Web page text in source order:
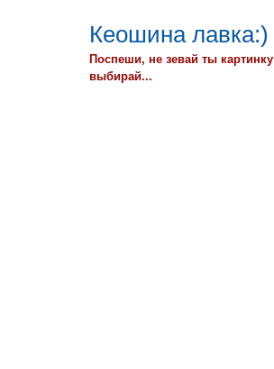
Кеошина лавка:)
Поспеши, не зевай ты картинку
выбирай...